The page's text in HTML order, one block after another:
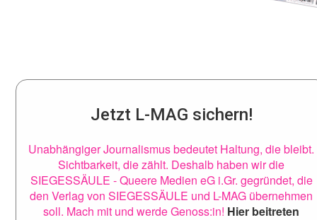
Jetzt L-MAG sichern!
Unabhängiger Journalismus bedeutet Haltung, die bleibt.
Sichtbarkeit, die zählt. Deshalb haben wir die
SIEGESSÄULE - Queere Medien eG i.Gr. gegründet, die
den Verlag von SIEGESSÄULE und L-MAG übernehmen
soll. Mach mit und werde Genoss:in! Hier beitreten